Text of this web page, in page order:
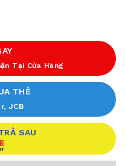
Tại Cửa Hàng
THẺ
JCB
SAU